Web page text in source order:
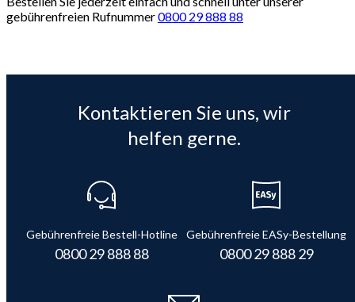
gebührenfreien Rufnummer0800 29 888 88
Kontaktieren Sie uns, wir
helfen gerne.
Gebührenfreie Bestell-Hotline
0800 29 888 88
Gebührenfreie EASy-Bestellung
0800 29 888 29